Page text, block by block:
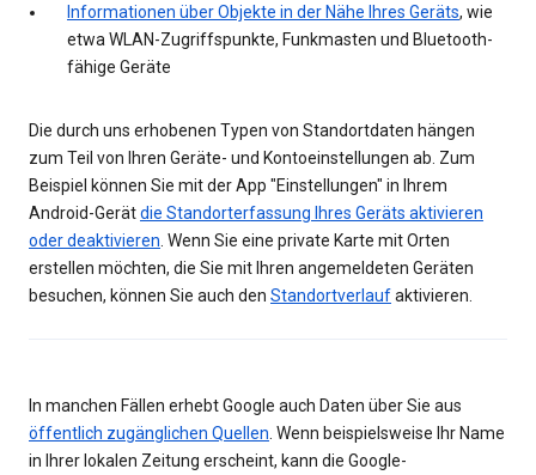
Informationen über Objekte in der Nähe Ihres Geräts, wie
etwa WLAN-Zugriffspunkte, Funkmasten und Bluetooth-
fähige Geräte
Die durch uns erhobenen Typen von Standortdaten hängen
zum Teil von Ihren Geräte- und Kontoeinstellungen ab. Zum
Beispiel können Sie mit der App "Einstellungen" in Ihrem
Android-Gerätdie Standorterfassung Ihres Geräts aktivieren
oder deaktivieren. Wenn Sie eine private Karte mit Orten
erstellen möchten, die Sie mit Ihren angemeldeten Geräten
besuchen, können Sie auch den Standortverlaufaktivieren.
In manchen Fällen erhebt Google auch Daten über Sie aus
öffentlich zugänglichen Quellen. Wenn beispielsweise Ihr Name
in Ihrer lokalen Zeitung erscheint, kann die Google-